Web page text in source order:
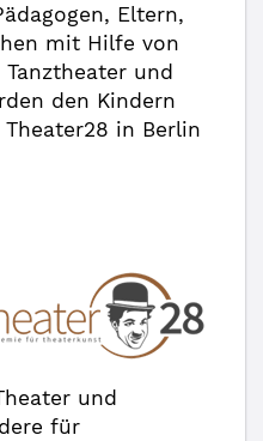
Eltern,
mit Hilfe von
und
den Kindern
in Berlin
und
für